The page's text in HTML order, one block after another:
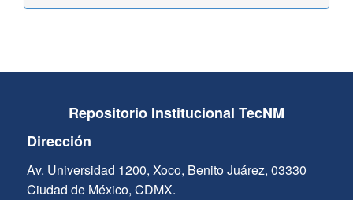
Repositorio Institucional TecNM
Dirección
Av. Universidad 1200, Xoco, Benito Juárez, 03330
Ciudad de México, CDMX.